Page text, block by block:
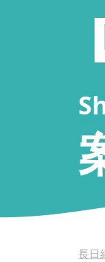
長日